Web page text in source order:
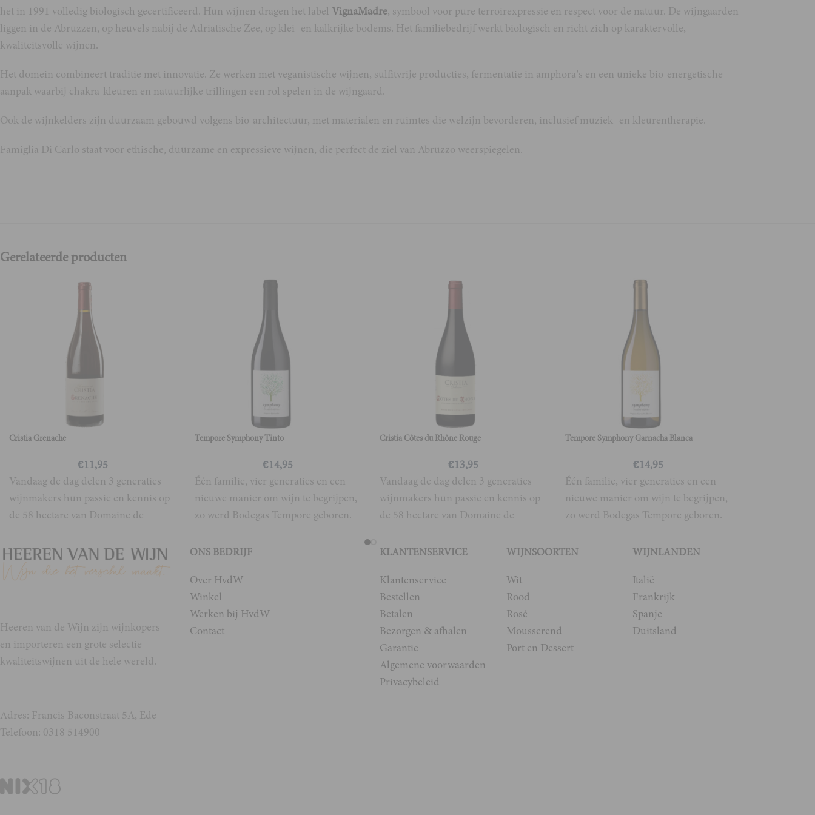
het in 1991 volledig biologisch gecertificeerd. Hun wijnen dragen het label VignaMadre, symbool voor pure terroirexpressie en respect voor de natuur. De wijngaarden
liggen in de Abruzzen, op heuvels nabij de Adriatische Zee, op klei- en kalkrijke bodems. Het familiebedrijf werkt biologisch en richt zich op karaktervolle,
kwaliteitsvolle wijnen.
Het domein combineert traditie met innovatie. Ze werken met veganistische wijnen, sulfitvrije producties, fermentatie in amphora’s en een unieke bio-energetische
aanpak waarbij chakra-kleuren en natuurlijke trillingen een rol spelen in de wijngaard.
Ook de wijnkelders zijn duurzaam gebouwd volgens bio-architectuur, met materialen en ruimtes die welzijn bevorderen, inclusief muziek- en kleurentherapie.
Famiglia Di Carlo staat voor ethische, duurzame en expressieve wijnen, die perfect de ziel van Abruzzo weerspiegelen.
Gerelateerde producten
Cristia Grenache
€11,95
Vandaag de dag delen 3 generaties
wijnmakers hun passie en kennis op
de 58 hectare van Domaine de
Tempore Symphony Tinto
€14,95
Één familie, vier generaties en een
nieuwe manier om wijn te begrijpen,
zo werd Bodegas Tempore geboren.
Cristia Côtes du Rhône Rouge
€13,95
Vandaag de dag delen 3 generaties
wijnmakers hun passie en kennis op
de 58 hectare van Domaine de
Tempore Symphony Garnacha Blanca
€14,95
Één familie, vier generaties en een
nieuwe manier om wijn te begrijpen,
zo werd Bodegas Tempore geboren.
Heeren van de Wijn zijn wijnkopers
en importeren een grote selectie
kwaliteitswijnen uit de hele wereld.
Adres: Francis Baconstraat 5A, Ede
Telefoon: 0318 514900
ONS BEDRIJF
Over HvdW
Winkel
Werken bij HvdW
Contact
KLANTENSERVICE
Klantenservice
Bestellen
Betalen
Bezorgen & afhalen
Garantie
Algemene voorwaarden
Privacybeleid
WIJNSOORTEN
Wit
Rood
Rosé
Mousserend
Port en Dessert
WIJNLANDEN
Italië
Frankrijk
Spanje
Duitsland